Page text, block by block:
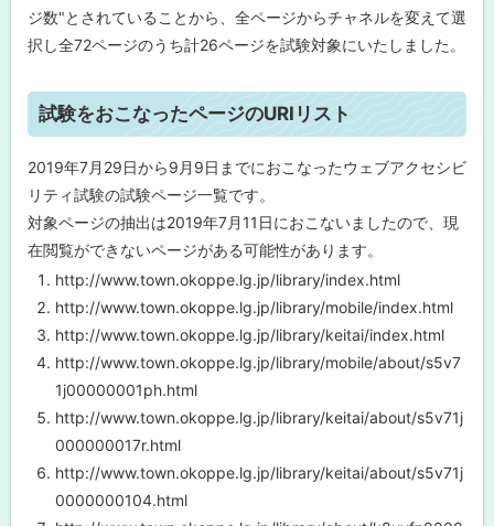
ジ数"とされていることから、全ページからチャネルを変えて選
択し全72ページのうち計26ページを試験対象にいたしました。
ト
ッ
プ
に
戻
る
試験をおこなったページのURIリスト
2019年7月29日から9月9日までにおこなったウェブアクセシビ
リティ試験の試験ページ一覧です。
対象ページの抽出は2019年7月11日におこないましたので、現
在閲覧ができないページがある可能性があります。
http://www.town.okoppe.lg.jp/library/index.html
http://www.town.okoppe.lg.jp/library/mobile/index.html
http://www.town.okoppe.lg.jp/library/keitai/index.html
http://www.town.okoppe.lg.jp/library/mobile/about/s5v7
1j00000001ph.html
http://www.town.okoppe.lg.jp/library/keitai/about/s5v71j
000000017r.html
http://www.town.okoppe.lg.jp/library/keitai/about/s5v71j
0000000104.html